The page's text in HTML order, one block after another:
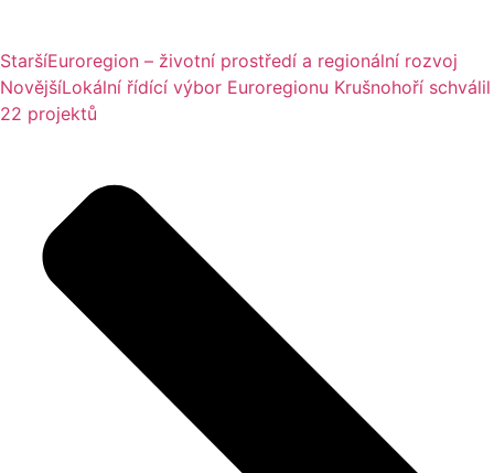
StaršíEuroregion – životní prostředí a regionální rozvoj
NovějšíLokální řídící výbor Euroregionu Krušnohoří schválil
22 projektů